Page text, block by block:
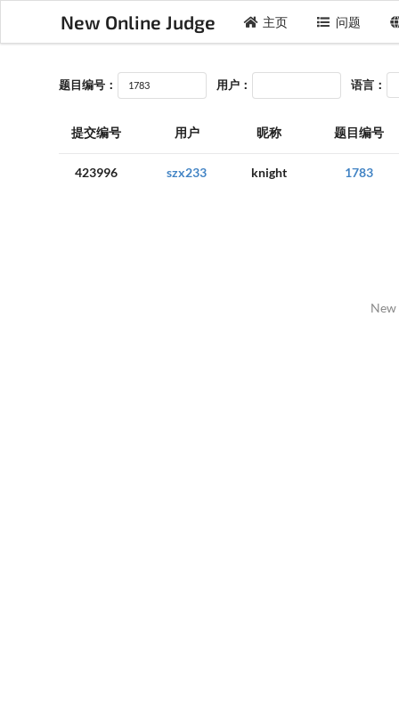
New Online Judge 主页 问题
题目编号： 用户： 语言：
提交编号 用户 昵称 题目编号
423996 szx233 knight 1783